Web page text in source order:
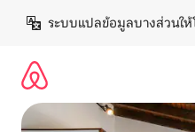
เนื้อหา
ระบบแปลข้อมูลบางส่วนใ